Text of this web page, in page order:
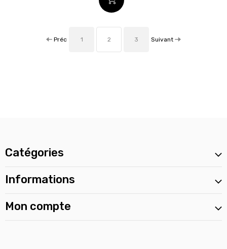
Préc 1 2 3 Suivant
Catégories
Informations
Mon compte